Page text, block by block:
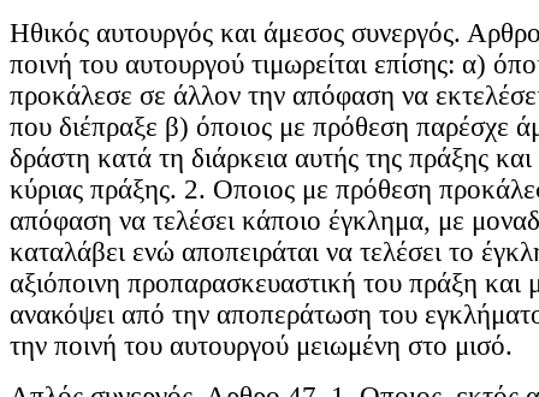
Ηθικός αυτουργός και άμεσος συνεργός.
ποινή του αυτουργού τιμωρείται επίσης: α)
προκάλεσε σε άλλον την απόφαση να
που διέπραξε β) όποιος με πρόθεση παρέσχε
δράστη κατά τη διάρκεια αυτής της πράξης
κύριας πράξης. 2. Οποιος με πρόθεση
απόφαση να τελέσει κάποιο έγκλημα, με
καταλάβει ενώ αποπειράται να τελέσει το
αξιόποινη προπαρασκευαστική του πράξη και
ανακόψει από την αποπεράτωση του
την ποινή του αυτουργού μειωμένη στο μισό.